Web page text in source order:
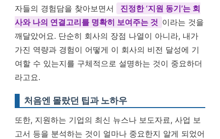
자들의 경험담을 찾아보면서
진정한 ‘지원 동기’는 회
사와 나의 연결고리를 명확히 보여주는 것 이라는 것을
깨달았어요. 단순히 회사의 장점 나열이 아니라, 내가
가진 역량과 경험이 어떻게 이 회사의 비전 달성에 기
여할 수 있는지를 구체적으로 설명하는 것이 중요하더
라고요.
처음엔 몰랐던 팁과 노하우
또한, 지원하는 기업의 최신 뉴스나 보도자료, 사업 보
고서 등을 분석하는 것이 얼마나 중요한지 알게 되었어